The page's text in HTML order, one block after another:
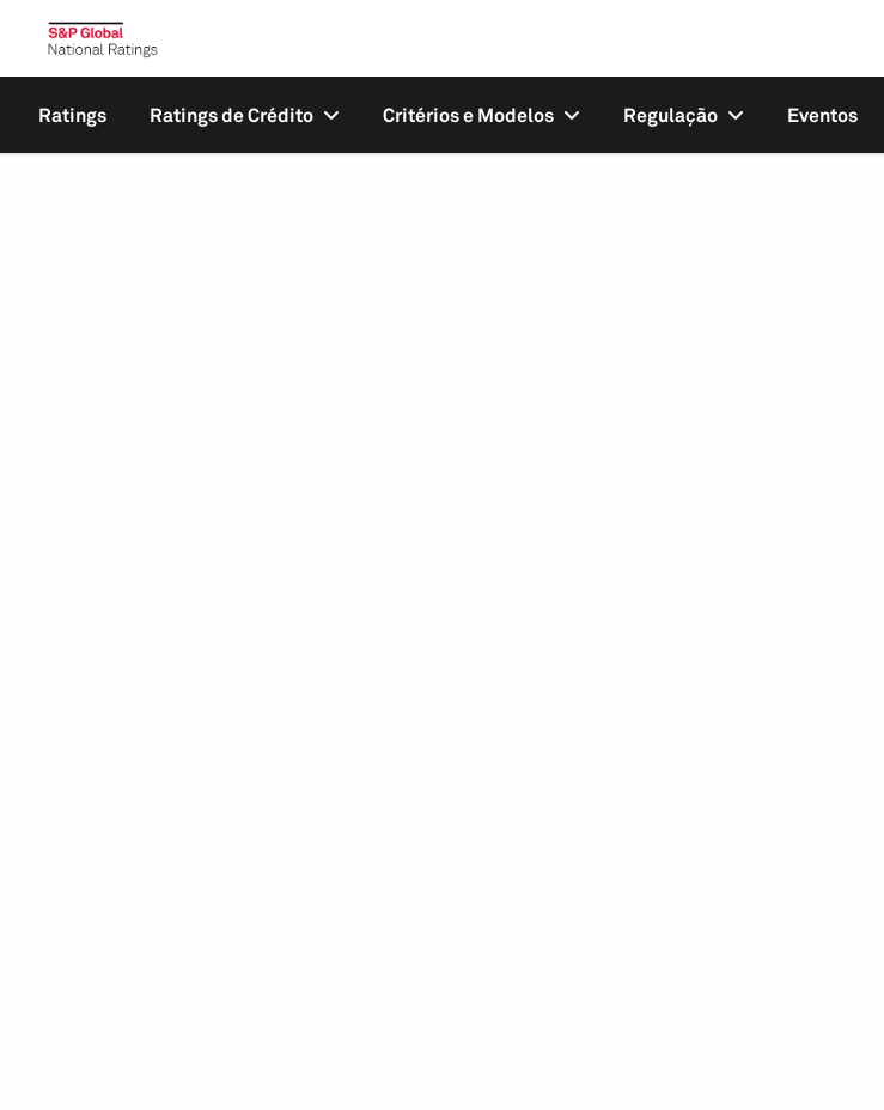
Ratings Ratings de Crédito Critérios e Modelos Regulação Eventos